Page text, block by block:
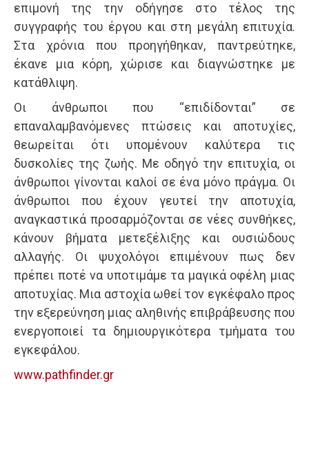
επιμονή της την οδήγησε στο τέλος της
συγγραφής του έργου και στη μεγάλη επιτυχία.
Στα χρόνια που προηγήθηκαν, παντρεύτηκε,
έκανε μια κόρη, χώρισε και διαγνώστηκε με
κατάθλιψη.
Οι άνθρωποι που “επιδίδονται” σε
επαναλαμβανόμενες πτώσεις και αποτυχίες,
θεωρείται ότι υπομένουν καλύτερα τις
δυσκολίες της ζωής. Με οδηγό την επιτυχία, οι
άνθρωποι γίνονται καλοί σε ένα μόνο πράγμα. Οι
άνθρωποι που έχουν γευτεί την αποτυχία,
αναγκαστικά προσαρμόζονται σε νέες συνθήκες,
κάνουν βήματα μετεξέλιξης και ουσιώδους
αλλαγής. Οι ψυχολόγοι επιμένουν πως δεν
πρέπει ποτέ να υποτιμάμε τα μαγικά οφέλη μιας
αποτυχίας. Μια αστοχία ωθεί τον εγκέφαλο προς
την εξερεύνηση μιας αληθινής επιβράβευσης που
ενεργοποιεί τα δημιουργικότερα τμήματα του
εγκεφάλου.
www.pathfinder.gr